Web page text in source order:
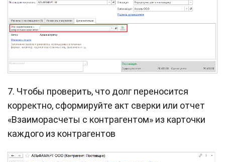
7. Чтобы проверить, что долг переносится
корректно, сформируйте акт сверки или отчет
«Взаиморасчеты с контрагентом» из карточки
каждого из контрагентов